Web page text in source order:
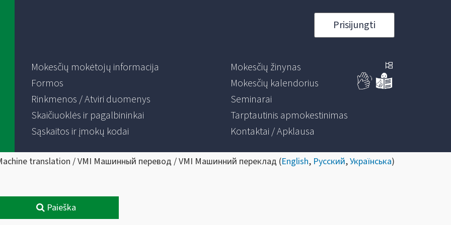
Prisijungti
Mokesčių mokėtojų informacija
Formos
Rinkmenos / Atviri duomenys
Skaičiuoklės ir pagalbininkai
Sąskaitos ir įmokų kodai
Mokesčių žinynas
Mokesčių kalendorius
Seminarai
Tarptautinis apmokestinimas
Kontaktai / Apklausa
translation / VMI Машинный перевод / VMI Машинний переклад (English, Русский,Українська)
Paieška